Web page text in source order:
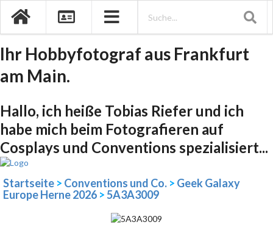
Ihr Hobbyfotograf aus Frankfurt
am Main.
Hallo, ich heiße Tobias Riefer und ich
habe mich beim Fotografieren auf
Cosplays und Conventions spezialisiert...
Startseite > Conventions und Co. > Geek Galaxy
Europe Herne 2026 >5A3A3009